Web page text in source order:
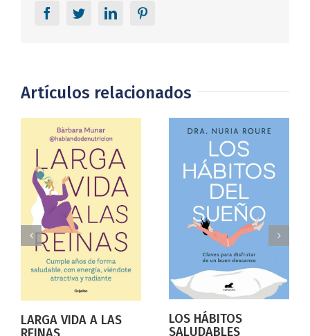
FacebookTwitterLinkedIn
Artículos relacionados
LOS HÁBITOS
SALUDABLES
DORMIR NO ES